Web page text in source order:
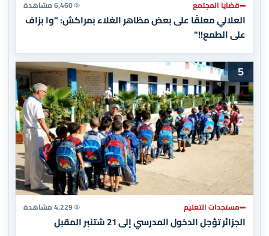
قضايا المجتمع 6,460 مشاهدة
العلالي معلقًا على بعض مظاهر الغلاء بمراكش: "وا بزاف
على الطمع!!"
5
مستجدات التعليم 4,229 مشاهدة
الجزائر تؤجل الدخول المدرسي إلى 21 شتنبر المقبل